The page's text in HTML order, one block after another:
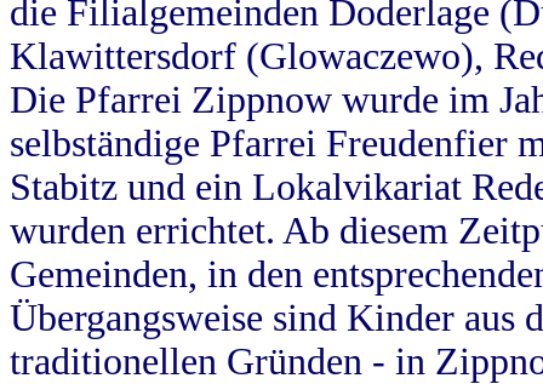
die Filialgemeinden Doderlage
Klawittersdorf (Glowaczewo),
Die Pfarrei Zippnow wurde im
selbständige Pfarrei Freudenfier
Stabitz und ein Lokalvikariat
wurden errichtet. Ab diesem
Gemeinden, in den
Übergangsweise sind Kinder aus
traditionellen Gründen - in